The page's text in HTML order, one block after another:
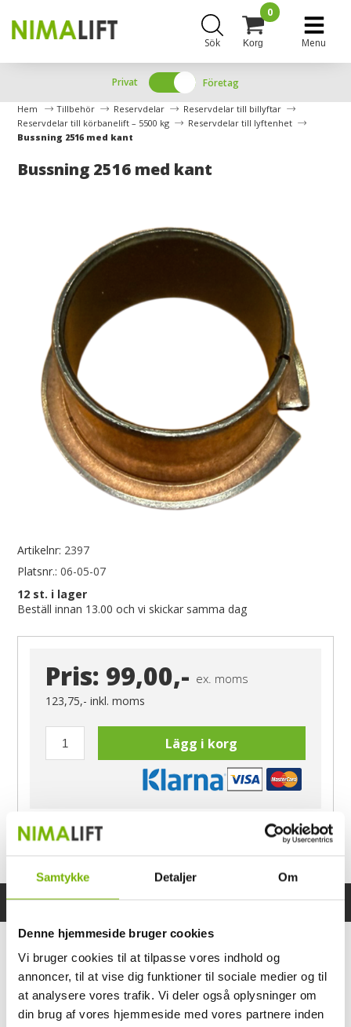
Samtykke Detaljer Om
Denne hjemmeside bruger cookies
Vi bruger cookies til at tilpasse vores indhold og
annoncer, til at vise dig funktioner til sociale medier og til
at analysere vores trafik. Vi deler også oplysninger om
din brug af vores hjemmeside med vores partnere inden
Sök Korg
0
Menu
Privat Företag
Hem Tillbehör Reservdelar
Reservdelar till billyftar
Reservdelar till körbanelift – 5500 kg
Reservdelar till lyftenhet
Bussning 2516 med kant
Bussning 2516 med kant
Artikelnr: 2397
Platsnr.: 06-05-07
12 st. i lager
Beställ innan 13.00 och vi skickar samma dag
Pris: 99,00,- ex. moms
123,75,-inkl. moms
Lägg i korg